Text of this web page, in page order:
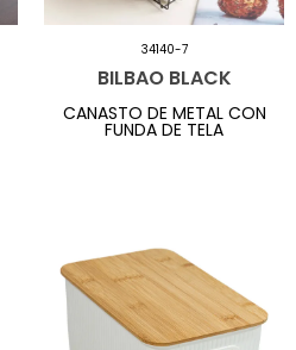
34140-7
BILBAO BLACK
CANASTO DE METAL CON
FUNDA DE TELA